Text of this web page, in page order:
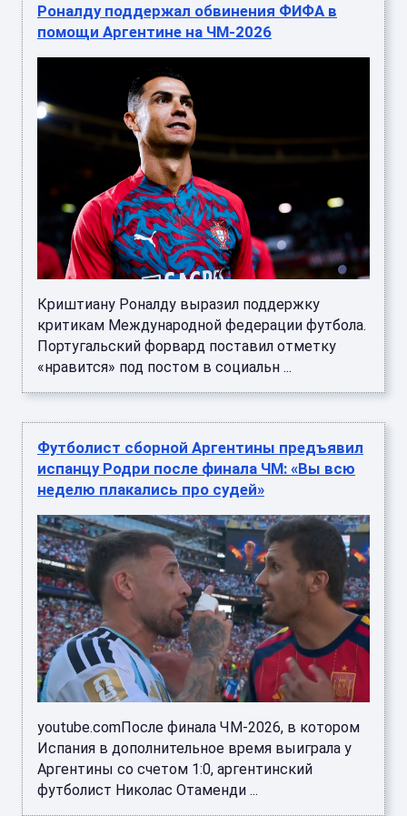
Роналду поддержал обвинения ФИФА в
помощи Аргентине на ЧМ-2026
Криштиану Роналду выразил поддержку
критикам Международной федерации футбола.
Португальский форвард поставил отметку
«нравится» под постом в социальн ...
Футболист сборной Аргентины предъявил
испанцу Родри после финала ЧМ: «Вы всю
неделю плакались про судей»
youtube.comПосле финала ЧМ-2026, в котором
Испания в дополнительное время выиграла у
Аргентины со счетом 1:0, аргентинский
футболист Николас Отаменди ...